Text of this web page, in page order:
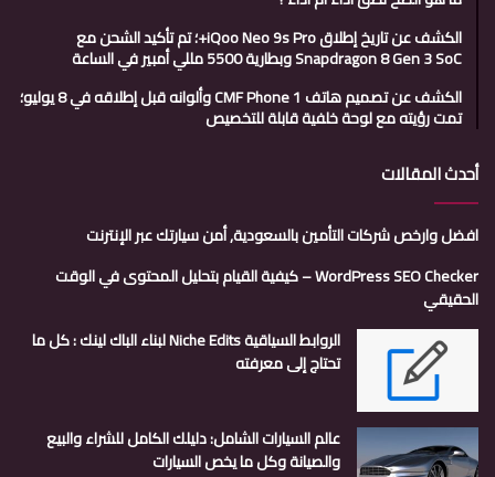
الكشف عن تاريخ إطلاق iQoo Neo 9s Pro+؛ تم تأكيد الشحن مع
Snapdragon 8 Gen 3 SoC وبطارية 5500 مللي أمبير في الساعة
الكشف عن تصميم هاتف CMF Phone 1 وألوانه قبل إطلاقه في 8 يوليو؛
تمت رؤيته مع لوحة خلفية قابلة للتخصيص
أحدث المقالات
افضل وارخص شركات التأمين بالسعودية, أمن سيارتك عبر الإنترنت
WordPress SEO Checker – كيفية القيام بتحليل المحتوى في الوقت
الحقيقي
الروابط السياقية Niche Edits لبناء الباك لينك : كل ما
تحتاج إلى معرفته
عالم السيارات الشامل: دليلك الكامل للشراء والبيع
والصيانة وكل ما يخص السيارات